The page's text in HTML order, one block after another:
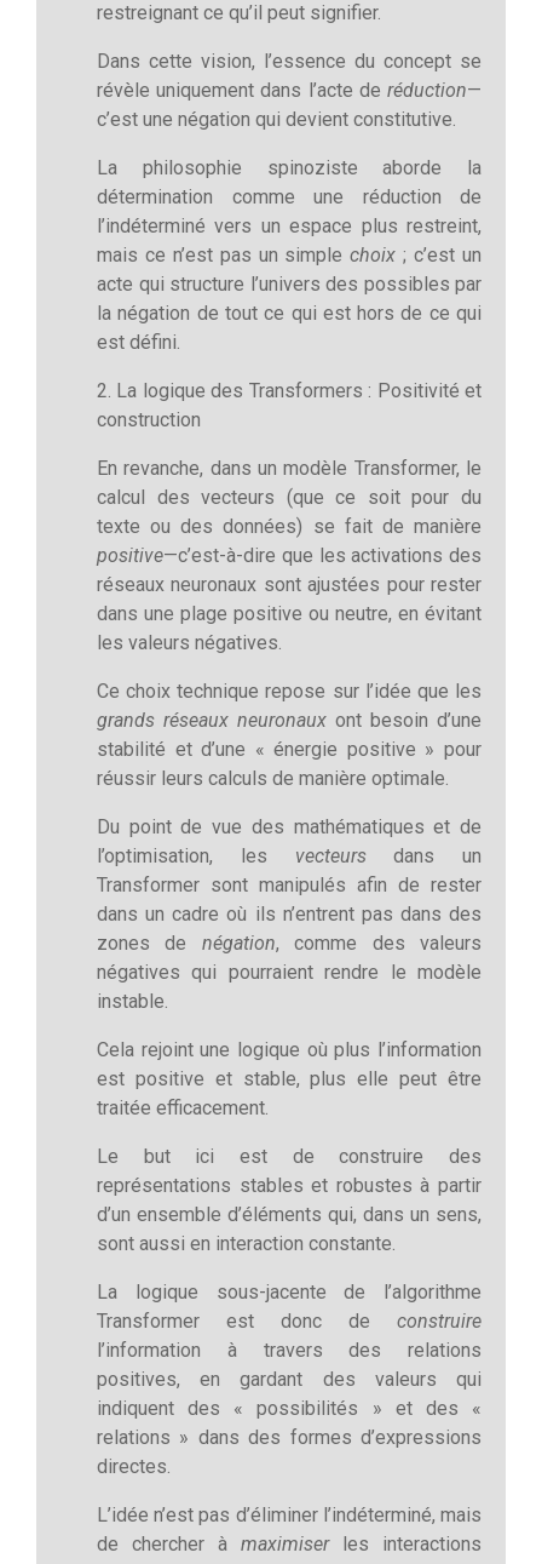
restreignant ce qu’il peut signifier.
Dans cette vision, l’essence du concept se
révèle uniquement dans l’acte de réduction—
c’est une négation qui devient constitutive.
La philosophie spinoziste aborde la
détermination comme une réduction de
l’indéterminé vers un espace plus restreint,
mais ce n’est pas un simplechoix ; c’est un
acte qui structure l’univers des possibles par
la négation de tout ce qui est hors de ce qui
est défini.
2. La logique des Transformers : Positivité et
construction
En revanche, dans un modèle Transformer, le
calcul des vecteurs (que ce soit pour du
texte ou des données) se fait de manière
positive—c’est-à-dire que les activations des
réseaux neuronaux sont ajustées pour rester
dans une plage positive ou neutre, en évitant
les valeurs négatives.
Ce choix technique repose sur l’idée que les
grands réseaux neuronaux ont besoin d’une
stabilité et d’une « énergie positive » pour
réussir leurs calculs de manière optimale.
Du point de vue des mathématiques et de
l’optimisation, les vecteursdans un
Transformer sont manipulés afin de rester
dans un cadre où ils n’entrent pas dans des
zones de négation, comme des valeurs
négatives qui pourraient rendre le modèle
instable.
Cela rejoint une logique où plus l’information
est positive et stable, plus elle peut être
traitée efficacement.
Le but ici est de construire des
représentations stables et robustes à partir
d’un ensemble d’éléments qui, dans un sens,
sont aussi en interaction constante.
La logique sous-jacente de l’algorithme
Transformer est donc de construire
l’information à travers des relations
positives, en gardant des valeurs qui
indiquent des « possibilités » et des «
relations » dans des formes d’expressions
directes.
L’idée n’est pas d’éliminer l’indéterminé, mais
de chercher à maximiserles interactions